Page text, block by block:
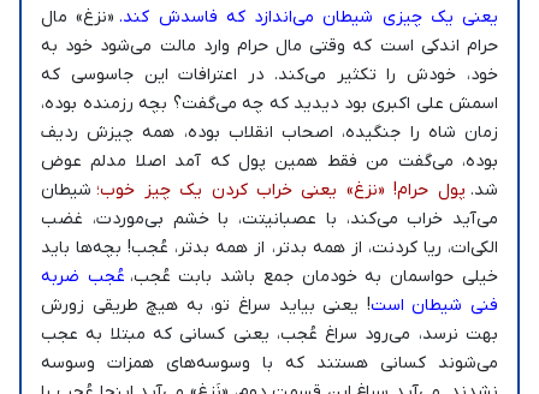
یعنی یک چیزی شیطان می‌اندازد که فاسدش کند.«نزغ» مال
حرام اندکی است که وقتی مال حرام وارد مالت می‌شود خود به
خود، خودش را تکثیر می‌کند. در اعترافات این جاسوسی که
اسمش علی اکبری بود دیدید که چه می‌گفت؟ بچه رزمنده بوده،
زمان شاه را جنگیده، اصحاب انقلاب بوده، همه چیزش ردیف
بوده، می‌گفت من فقط همین پول که آمد اصلا مدلم عوض
شد. پول حرام! «نزغ» یعنی خراب کردن یک چیز خوب؛شیطان
می‌آید خراب می‌کند، با عصبانیتت، با خشم بی‌موردت، غضب
الکی‌ات، ریا کردنت، از همه بدتر، از همه بدتر، عُجب! بچه‌ها باید
خیلی حواسمان به خودمان جمع باشد بابت عُجب، عُجب ضربه
فنی شیطان است! یعنی بیاید سراغ تو، به هیچ طریقی زورش
بهت نرسد، می‌رود سراغ عُجب، یعنی کسانی که مبتلا به عجب
می‌شوند کسانی هستند که با وسوسه‌های همزات وسوسه